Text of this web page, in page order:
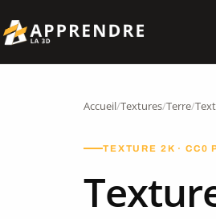
Accueil/Textures/Terre/
TEXTURE 2K · CC0